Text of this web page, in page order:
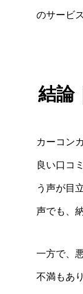
のサービ
結論
カーコン
良い口コ
う声が目
声でも、
一方で、
不満もあ